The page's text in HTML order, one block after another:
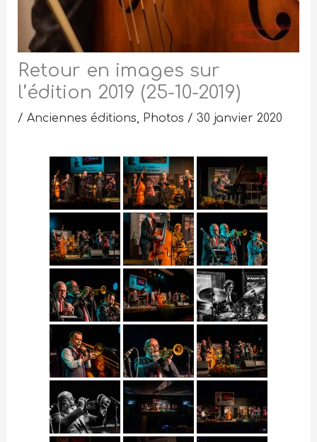
Retour en images sur
l’édition 2019 (25-10-2019)
/ Anciennes éditions, Photos / 30 janvier 2020